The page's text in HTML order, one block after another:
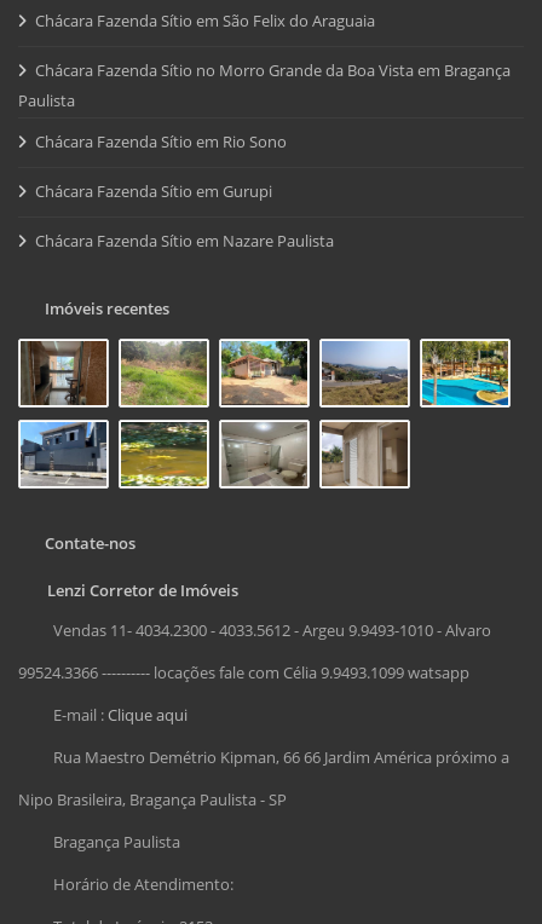
Chácara Fazenda Sítio em São Felix do Araguaia
Chácara Fazenda Sítio no Morro Grande da Boa Vista em Bragança
Paulista
Chácara Fazenda Sítio em Rio Sono
Chácara Fazenda Sítio em Gurupi
Chácara Fazenda Sítio em Nazare Paulista
Imóveis recentes
Contate-nos
Lenzi Corretor de Imóveis
Vendas 11- 4034.2300 - 4033.5612 - Argeu 9.9493-1010 - Alvaro
99524.3366 ---------- locações fale com Célia 9.9493.1099 watsapp
E-mail :Clique aqui
Rua Maestro Demétrio Kipman, 66 66 Jardim América próximo a
Nipo Brasileira, Bragança Paulista - SP
Bragança Paulista
Horário de Atendimento: